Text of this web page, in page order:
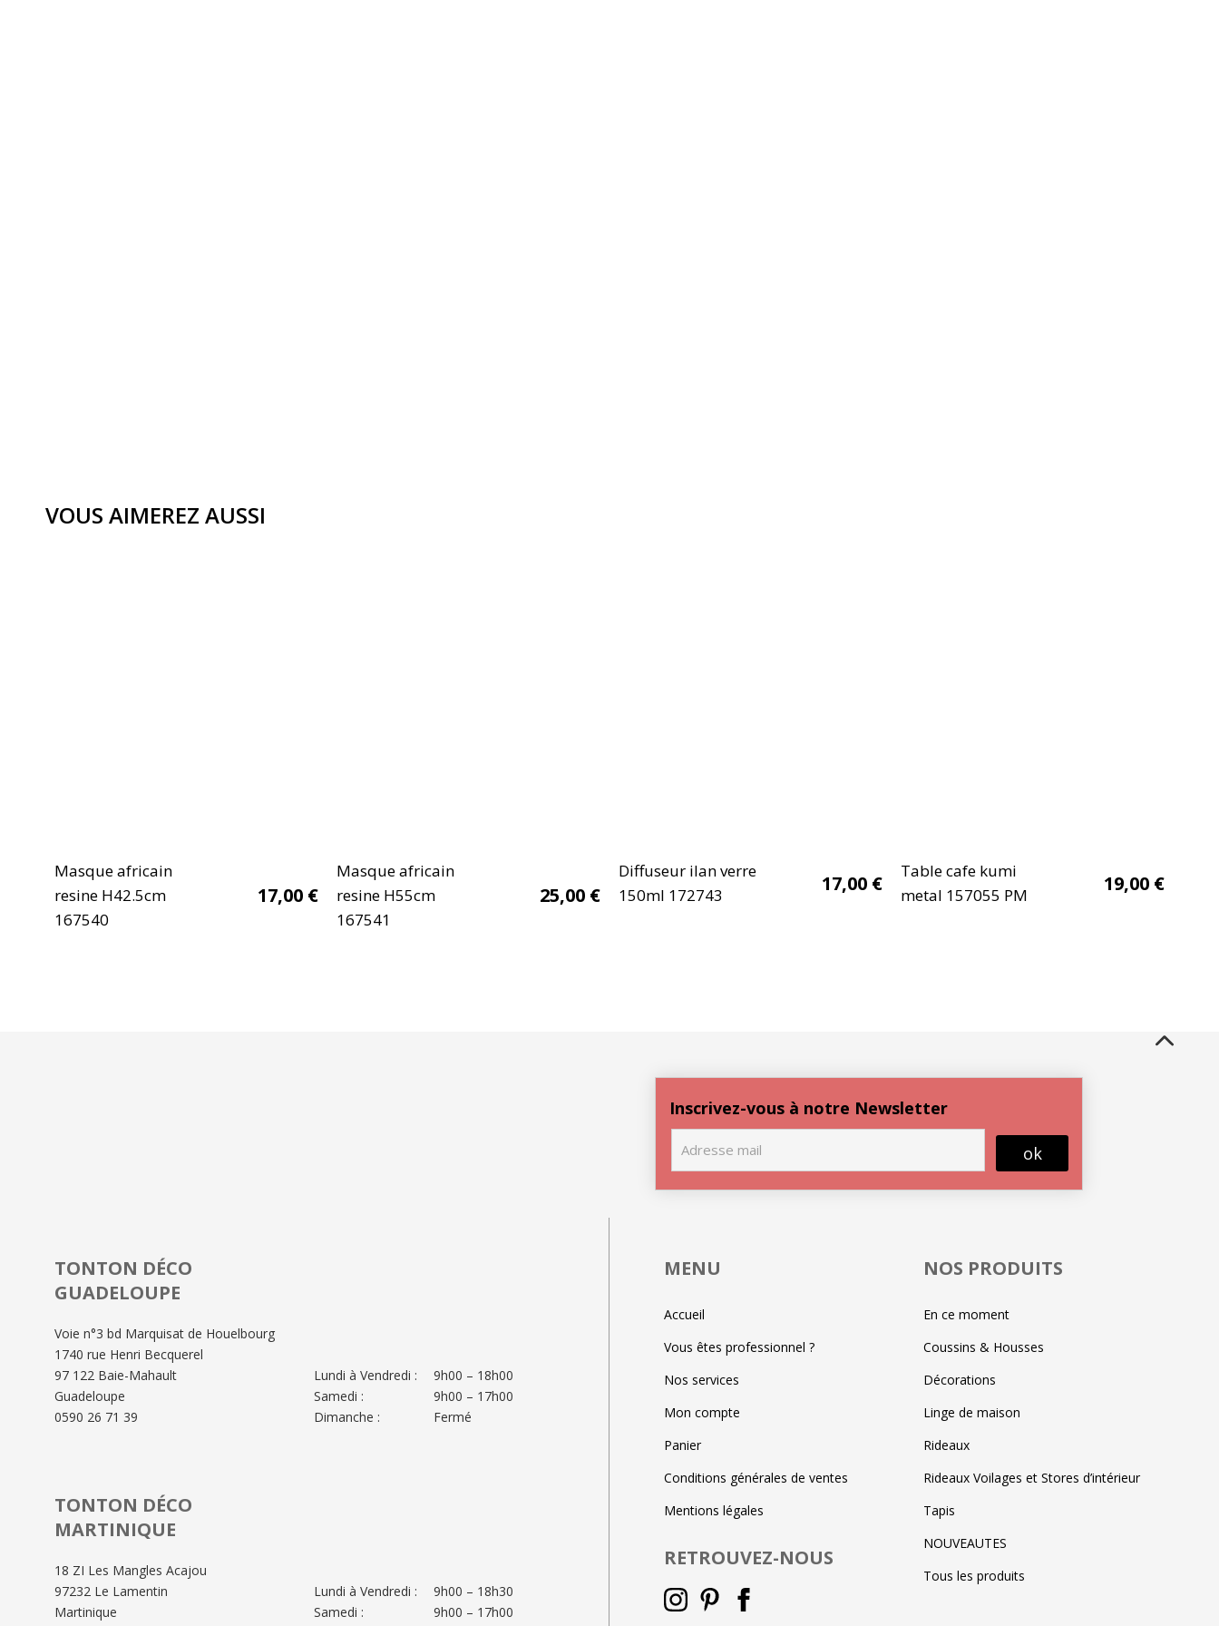
VOUS AIMEREZ AUSSI
Masque africain
resine H42.5cm
167540
17,00 €
Masque africain
resine H55cm
167541
25,00 €
Diffuseur ilan verre
150ml 172743
17,00 €
Table cafe kumi
metal 157055 PM
19,00 €
Inscrivez-vous à notre Newsletter
ok
TONTON DÉCO
GUADELOUPE
Voie n°3 bd Marquisat de Houelbourg
1740 rue Henri Becquerel
97 122 Baie-Mahault
Guadeloupe
0590 26 71 39
Lundi à Vendredi :
Samedi :
Dimanche :
9h00 – 18h00
9h00 – 17h00
Fermé
TONTON DÉCO
MARTINIQUE
18 ZI Les Mangles Acajou
97232 Le Lamentin
Martinique
Lundi à Vendredi :
Samedi :
9h00 – 18h30
9h00 – 17h00
MENU
Accueil
Vous êtes professionnel ?
Nos services
Mon compte
Panier
Conditions générales de ventes
Mentions légales
RETROUVEZ-NOUS
NOS PRODUITS
En ce moment
Coussins & Housses
Décorations
Linge de maison
Rideaux
Rideaux Voilages et Stores d’intérieur
Tapis
NOUVEAUTES
Tous les produits